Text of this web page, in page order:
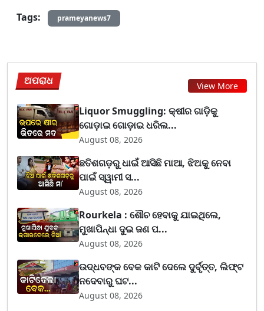
Tags: prameyanews7
ଅପରାଧ View More
Liquor Smuggling: କ୍ଷୀର ଗାଡ଼ିକୁ
ଗୋଡ଼ାଇ ଗୋଡ଼ାଇ ଧରିଲ...
August 08, 2026
ଛତିଶଗଡ଼ରୁ ଧାଇଁ ଆସିଛି ମାଆ, ଝିଅକୁ ନେବା
ପାଇଁ ସ୍ୱାମୀ ସ...
August 08, 2026
Rourkela : ଶୌଚ ହେବାକୁ ଯାଇଥିଲେ,
ମୁଖାପିନ୍ଧା ଦୁଇ ଜଣ ପ...
August 08, 2026
ଉଦ୍ଧବଙ୍କ ବେକ କାଟି ଦେଲେ ଦୁର୍ବୃତ୍ତ, ଲିଫ୍ଟ
ନଦେବାରୁ ଘଟ...
August 08, 2026